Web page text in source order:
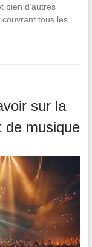
bien d’autres
tous les
sur la
de musique